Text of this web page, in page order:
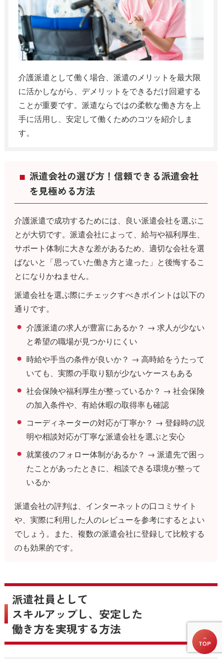
介護派遣として働く場合、派遣のメリットを最大限
に活かしながら、デメリットをできるだけ回避する
ことが重要です。派遣ならではの柔軟な働き方を上
手に活用し、安定して働くためのコツを紹介しま
す。
派遣会社の選び方！信頼できる派遣会社
を見極める方法
介護派遣で成功するためには、良い派遣会社を選ぶこ
とが大切です。派遣会社によって、給与や福利厚生、
サポート体制に大きな差があるため、適切な会社を選
ばないと「思っていた働き方と違った」と後悔するこ
とになりかねません。
派遣会社を選ぶ際にチェックすべきポイントは以下の
通りです。
介護派遣の求人が豊富にあるか？ → 求人が少ない
と希望の職場が見つかりにくい
時給や手当の条件が良いか？ → 高時給をうたって
いても、実際の手取り額が少ないケースもある
社会保険や福利厚生が整っているか？ → 社会保険
の加入条件や、有給休暇の取得率も確認
コーディネーターの対応が丁寧か？ → 登録時の説
明や相談対応が丁寧な派遣会社を選ぶと安心
就業後のフォロー体制があるか？ → 派遣先で困っ
たことがあったときに、相談できる環境が整って
いるか
派遣会社の評判は、インターネットの口コミサイト
や、実際に利用した人のレビューを参考にするとよい
でしょう。また、複数の派遣会社に登録して比較する
のも効果的です。
派遣社員として
スキルアップし、安定した
働き方を実現する方法